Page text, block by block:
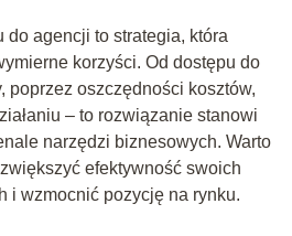
do agencji to strategia, która
korzyści. Od dostępu do
poprzez oszczędności kosztów,
– to rozwiązanie stanowi
narzędzi biznesowych. Warto
efektywność swoich
i wzmocnić pozycję na rynku.